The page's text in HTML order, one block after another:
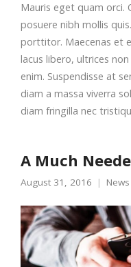
Mauris eget quam orci.
posuere nibh mollis
porttitor. Maecenas et
lacus libero, ultrices
enim. Suspendisse at
diam a massa viverra
diam fringilla nec
A Much
August 31, 2016 News